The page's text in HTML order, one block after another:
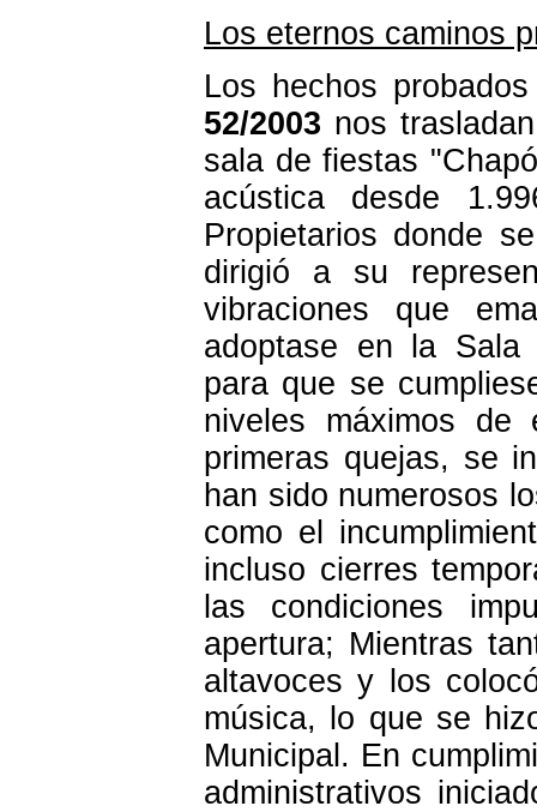
Los eternos caminos
Los hechos
52/2003 nos
sala de fiestas
acústica desde
Propietarios donde
dirigió a su
vibraciones que
adoptase en la Sala
para que se
niveles máximos de
primeras quejas, se
han sido numerosos
como el
incluso cierres
las condiciones
apertura; Mientras
altavoces y los
música, lo que se
Municipal. En
administrativos